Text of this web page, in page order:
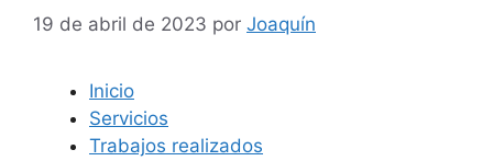
19 de abril de 2023 por Joaquín
Inicio
Servicios
Trabajos realizados